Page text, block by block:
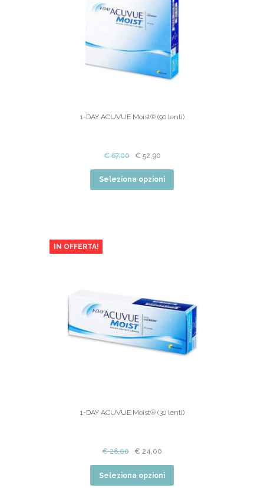
1-DAY ACUVUE Moist® (90 lenti)
€67,00 € 52,90
Seleziona opzioni
IN OFFERTA!
1-DAY ACUVUE Moist® (30 lenti)
€26,00 € 24,00
Seleziona opzioni